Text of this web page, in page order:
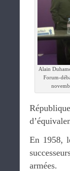
Alain
Forum-
En 1958,
armées.